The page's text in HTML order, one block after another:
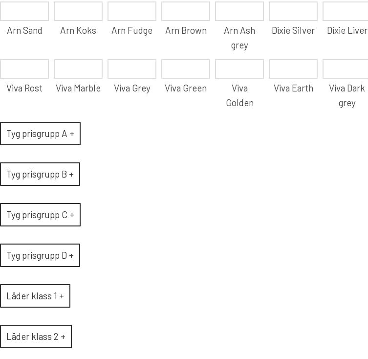
Arn Sand Arn Koks Arn Fudge Arn Brown
Arn Ash
grey
Dixie Silver Dixie Liver
Viva Rost Viva Marble Viva Grey Viva Green
Viva
Golden
Viva Earth
Viva Dark
grey
Tyg prisgrupp A +
Tyg prisgrupp B +
Tyg prisgrupp C +
Tyg prisgrupp D +
Läder klass 1 +
Läder klass 2 +